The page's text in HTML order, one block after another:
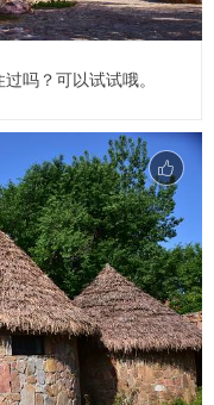
吗？可以试试哦。